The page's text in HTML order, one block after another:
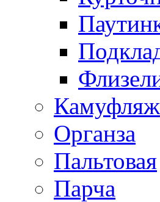
Камуфляж
Органза
Пальтовая
Парча